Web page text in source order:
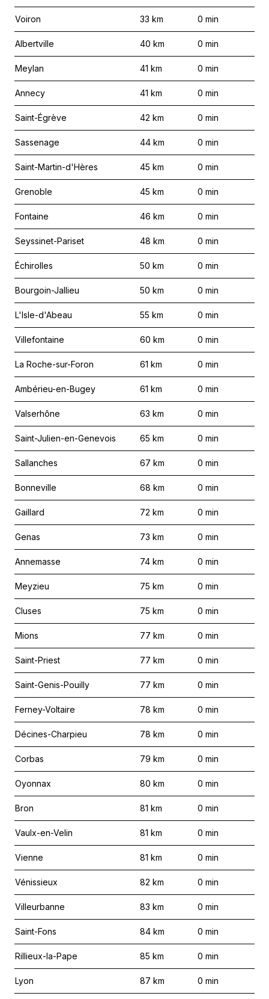
Voiron 33 km 0 min
Albertville 40 km 0 min
Meylan 41 km 0 min
Annecy 41 km 0 min
Saint-Égrève 42 km 0 min
Sassenage 44 km 0 min
Saint-Martin-d'Hères 45 km 0 min
Grenoble 45 km 0 min
Fontaine 46 km 0 min
Seyssinet-Pariset 48 km 0 min
Échirolles 50 km 0 min
Bourgoin-Jallieu 50 km 0 min
L'Isle-d'Abeau 55 km 0 min
Villefontaine 60 km 0 min
La Roche-sur-Foron 61 km 0 min
Ambérieu-en-Bugey 61 km 0 min
Valserhône 63 km 0 min
Saint-Julien-en-Genevois 65 km 0 min
Sallanches 67 km 0 min
Bonneville 68 km 0 min
Gaillard 72 km 0 min
Genas 73 km 0 min
Annemasse 74 km 0 min
Meyzieu 75 km 0 min
Cluses 75 km 0 min
Mions 77 km 0 min
Saint-Priest 77 km 0 min
Saint-Genis-Pouilly 77 km 0 min
Ferney-Voltaire 78 km 0 min
Décines-Charpieu 78 km 0 min
Corbas 79 km 0 min
Oyonnax 80 km 0 min
Bron 81 km 0 min
Vaulx-en-Velin 81 km 0 min
Vienne 81 km 0 min
Vénissieux 82 km 0 min
Villeurbanne 83 km 0 min
Saint-Fons 84 km 0 min
Rillieux-la-Pape 85 km 0 min
Lyon 87 km 0 min